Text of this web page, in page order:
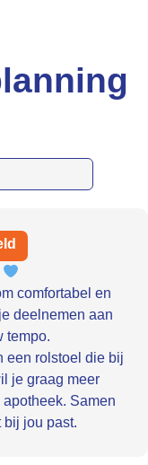
comfortabel en
deelnemen aan
tempo.
een rolstoel die bij
je graag meer
Samen
bij jou past.